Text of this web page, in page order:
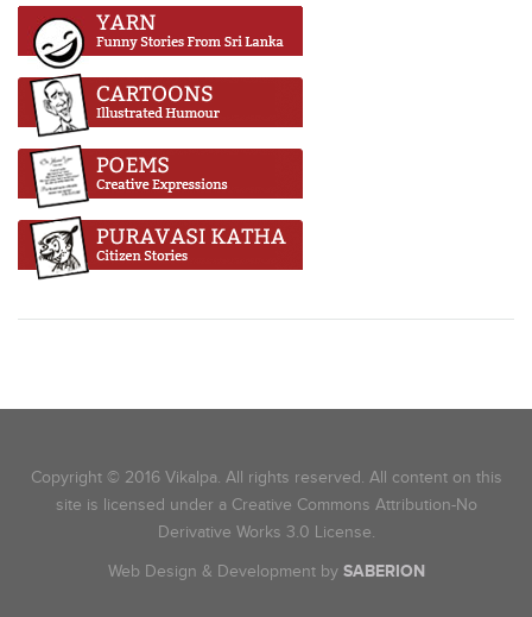
Copyright © 2016 Vikalpa. All rights reserved. All content on this
site is licensed under a Creative Commons Attribution-No
Derivative Works 3.0 License.
Web Design & Development by SABERION